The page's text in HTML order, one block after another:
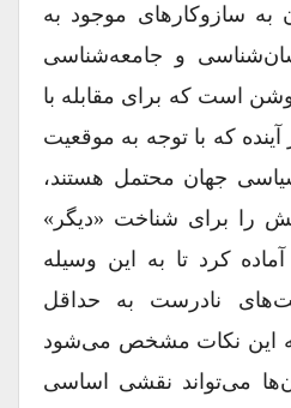
به سازوکارهاى موجود به‏
و جامعه‏‌شناسى
است که براى مقابله با
که با توجه به موقعیت
جهان محتمل هستند،
را براى شناخت «دیگر»
کرد تا به این وسیله
نادرست به حداقل
این نکات مشخص مى‏‌شود
مى‏‌تواند نقشى اساسى